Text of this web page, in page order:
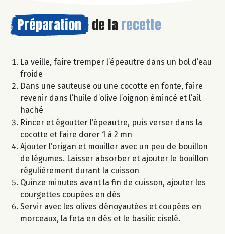
Préparation de la recette
La veille, faire tremper l’épeautre dans un bol d’eau
froide
Dans une sauteuse ou une cocotte en fonte, faire
revenir dans l’huile d’olive l’oignon émincé et l’ail
haché
Rincer et égoutter l’épeautre, puis verser dans la
cocotte et faire dorer 1 à 2 mn
Ajouter l’origan et mouiller avec un peu de bouillon
de légumes. Laisser absorber et ajouter le bouillon
régulièrement durant la cuisson
Quinze minutes avant la fin de cuisson, ajouter les
courgettes coupées en dés
Servir avec les olives dénoyautées et coupées en
morceaux, la feta en dés et le basilic ciselé.